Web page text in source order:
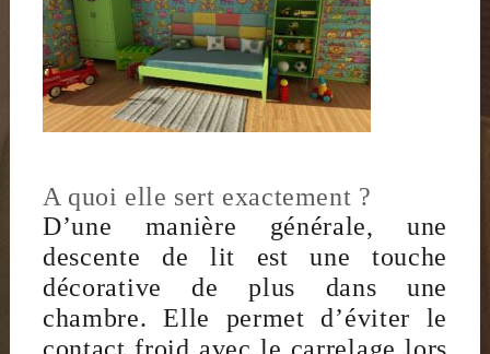
A quoi elle sert exactement ?
D’une manière générale, une
descente de lit est une touche
décorative de plus dans une
chambre. Elle permet d’éviter le
contact froid avec le carrelage lors